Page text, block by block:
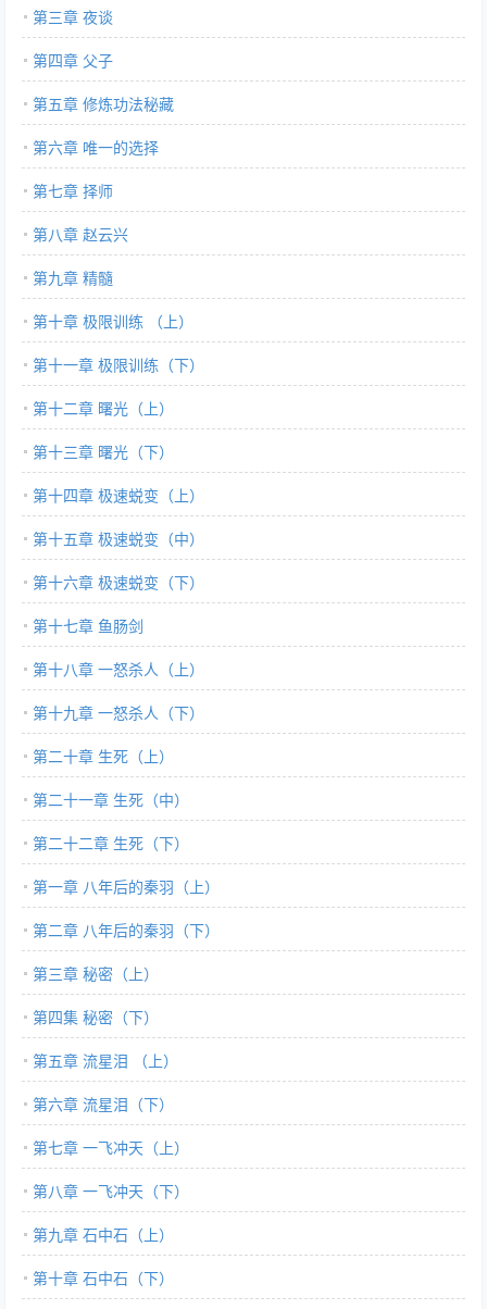
第三章 夜谈
第四章 父子
第五章 修炼功法秘藏
第六章 唯一的选择
第七章 择师
第八章 赵云兴
第九章 精髓
第十章 极限训练 （上）
第十一章 极限训练（下）
第十二章 曙光（上）
第十三章 曙光（下）
第十四章 极速蜕变（上）
第十五章 极速蜕变（中）
第十六章 极速蜕变（下）
第十七章 鱼肠剑
第十八章 一怒杀人（上）
第十九章 一怒杀人（下）
第二十章 生死（上）
第二十一章 生死（中）
第二十二章 生死（下）
第一章 八年后的秦羽（上）
第二章 八年后的秦羽（下）
第三章 秘密（上）
第四集 秘密（下）
第五章 流星泪 （上）
第六章 流星泪（下）
第七章 一飞冲天（上）
第八章 一飞冲天（下）
第九章 石中石（上）
第十章 石中石（下）